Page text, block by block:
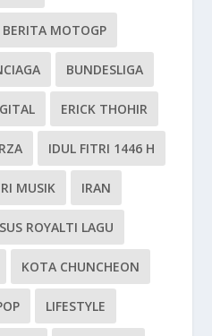
BERITA MOTOGP
BUNDESLIGA
ERICK THOHIR
IDUL FITRI 1446 H
MUSIK IRAN
ROYALTI LAGU
KOTA CHUNCHEON
LIFESTYLE